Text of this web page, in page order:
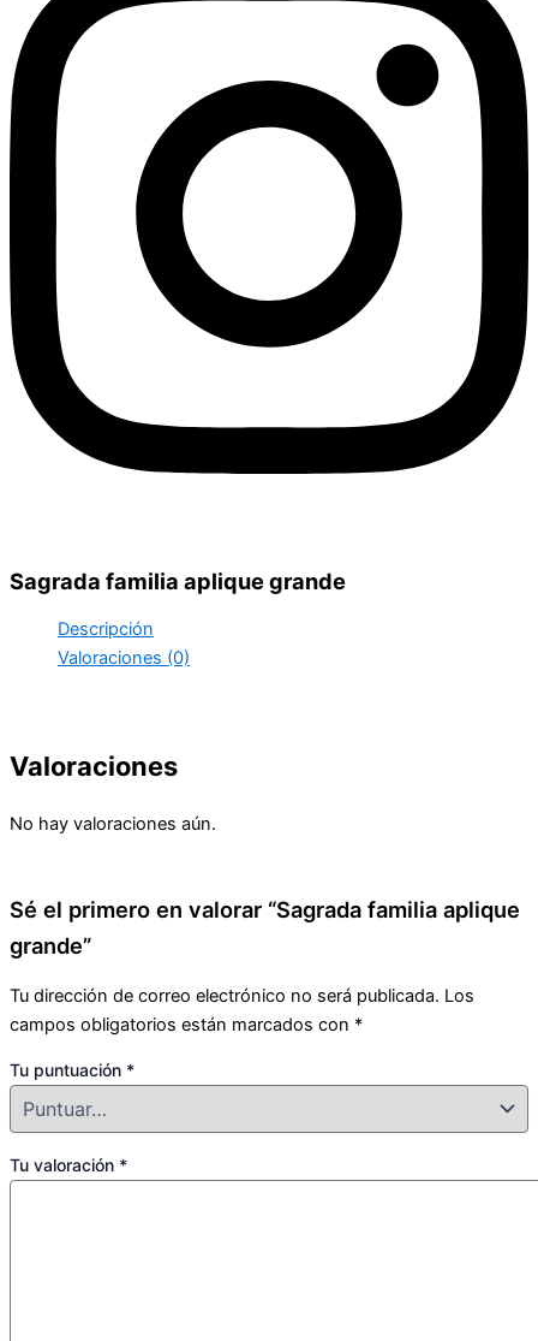
Sagrada familia aplique grande
Descripción
Valoraciones (0)
Valoraciones
No hay valoraciones aún.
Sé el primero en valorar “Sagrada familia aplique
grande”
Tu dirección de correo electrónico no será publicada. Los
campos obligatorios están marcados con *
Tu puntuación *
Tu valoración *